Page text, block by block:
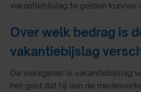
vakantiebijslag te gelden kunnen
Over welk bedrag is
vakantiebijslag
De werkgever is vakantiebijslag
het geld dat hij aan de